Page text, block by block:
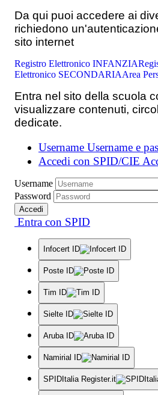
Da qui puoi accedere ai
richiedono
sito internet
Registro Elettronico INFANZIA
Elettronico SECONDARIAArea
Entra nel sito della scuola
visualizzare contenuti,
dedicate.
Username Username e
Accedi con SPID/CIE
Username
Password
Accedi
Entra con SPID
Infocert ID
Poste ID
Tim ID
Sielte ID
Aruba ID
Namirial ID
SPIDItalia Register.it